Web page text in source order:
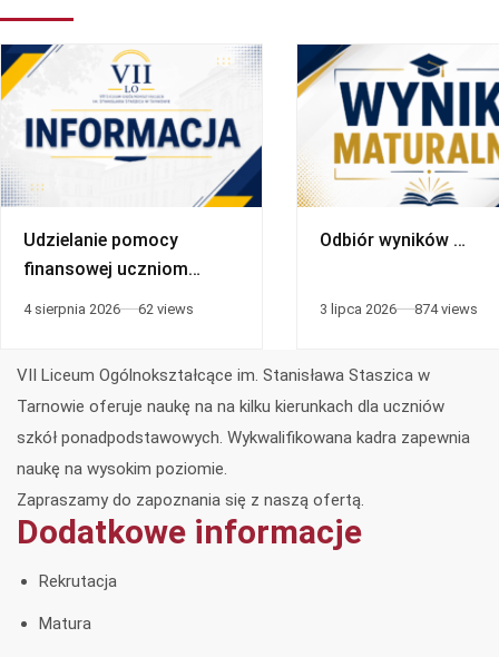
Udzielanie pomocy
finansowej uczniom
4 sierpnia 2026 62 views
Odbiór wyników …
3 lipca 2026 874 views
VII Liceum Ogólnokształcące im. Stanisława Staszica w
Tarnowie oferuje naukę na na kilku kierunkach dla uczniów
szkół ponadpodstawowych. Wykwalifikowana kadra zapewnia
naukę na wysokim poziomie.
Zapraszamy do zapoznania się z naszą ofertą.
Dodatkowe informacje
Rekrutacja
Matura